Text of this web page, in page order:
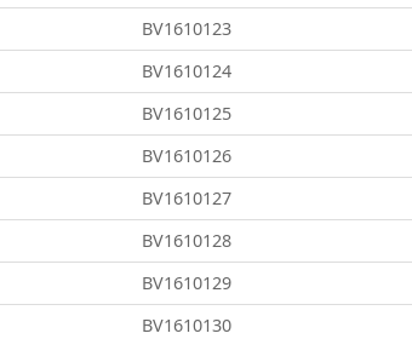
BV1610123
BV1610124
BV1610125
BV1610126
BV1610127
BV1610128
BV1610129
BV1610130